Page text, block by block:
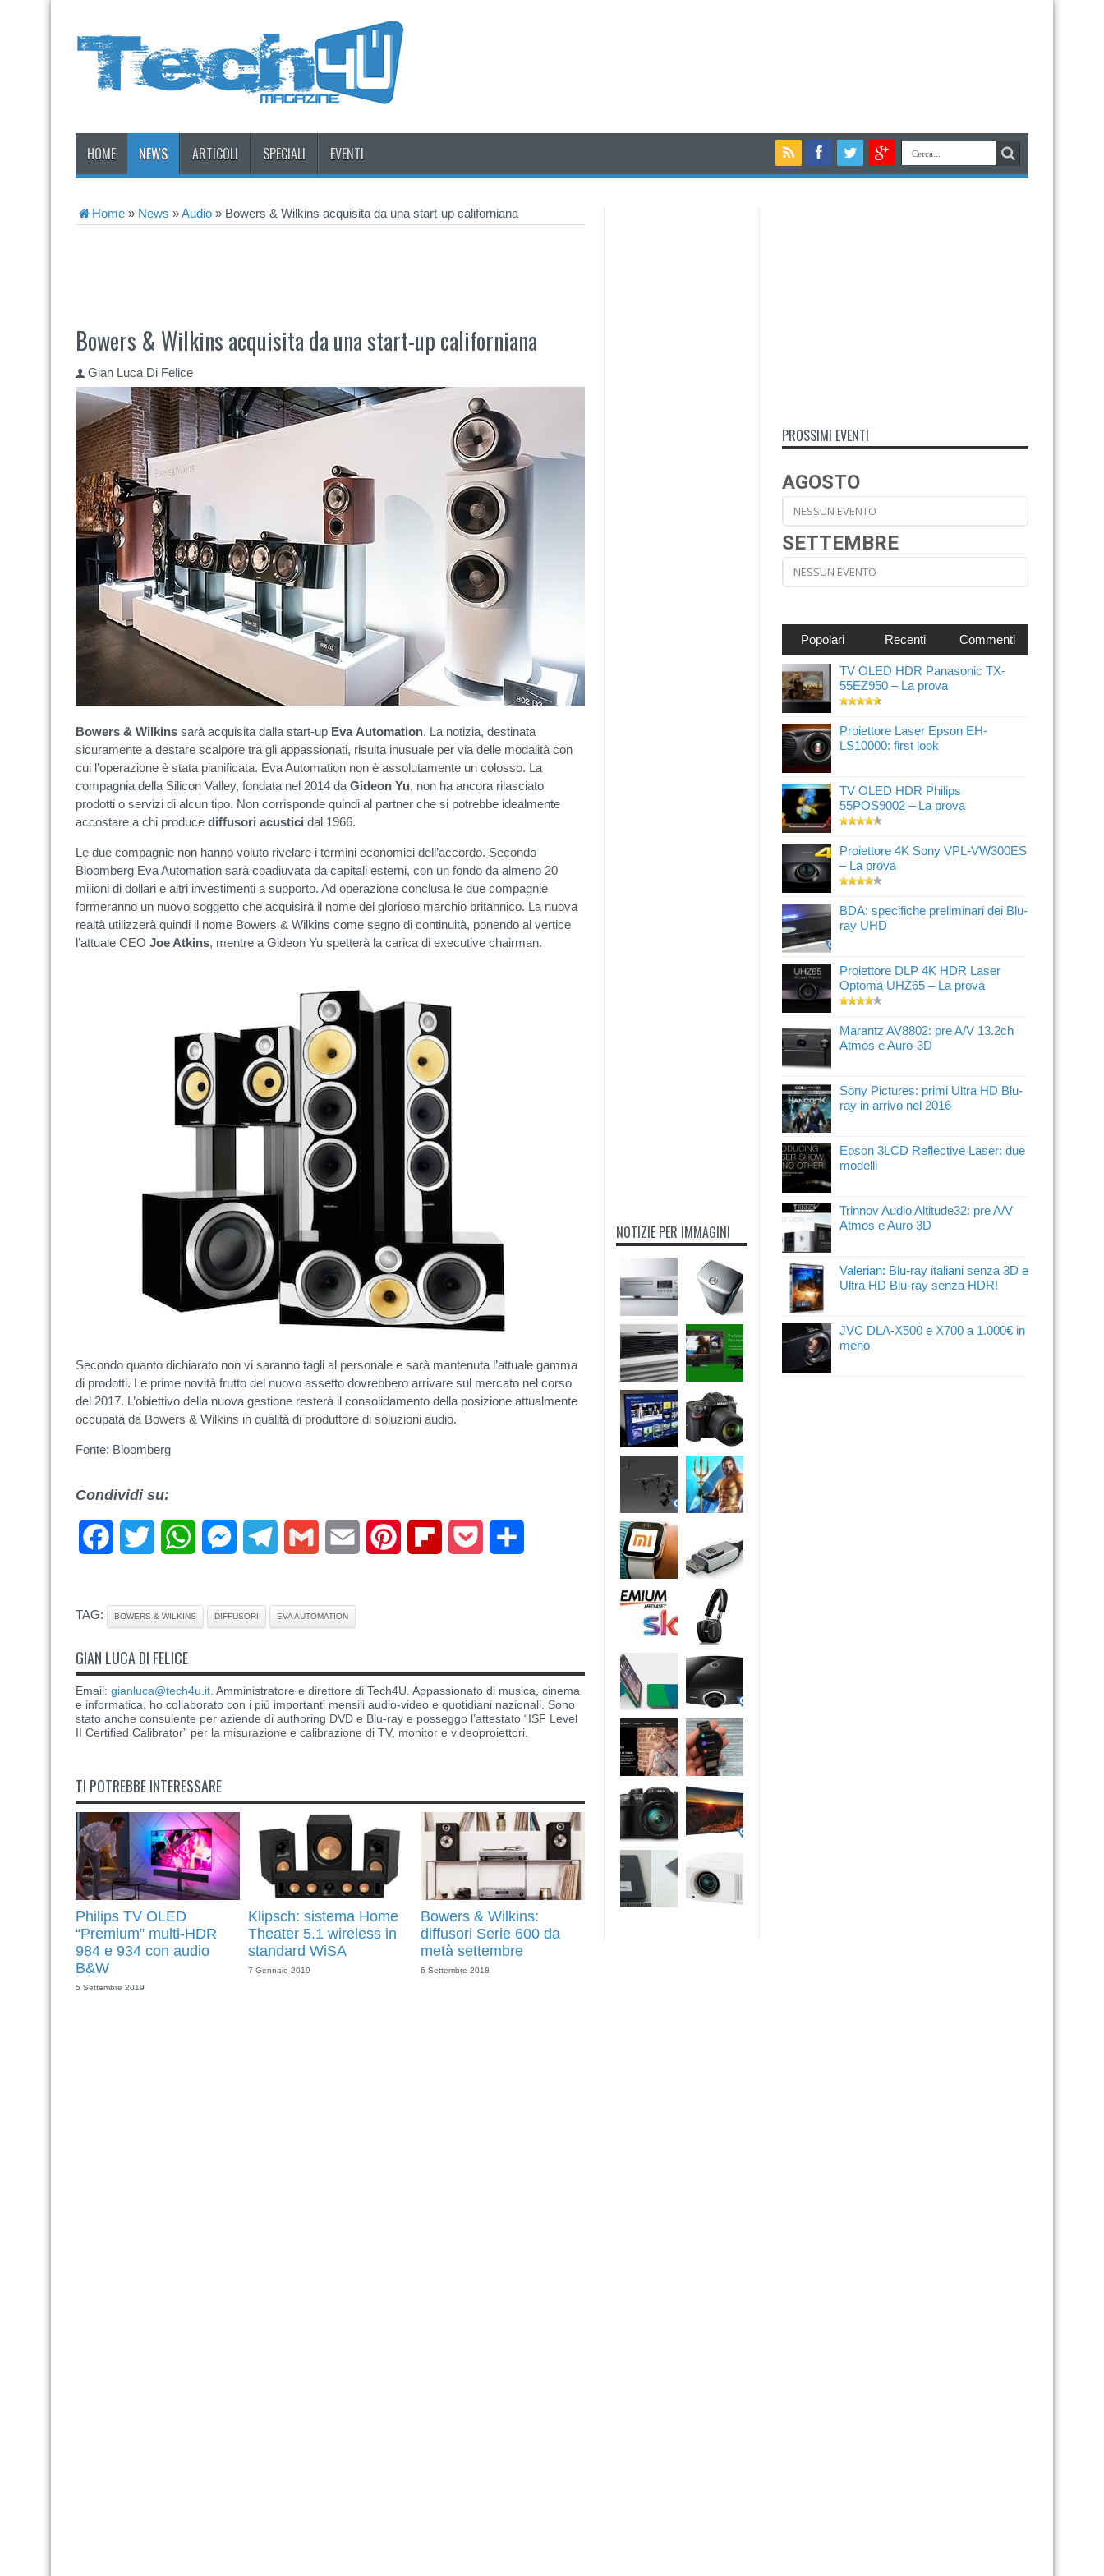
HOME NEWS ARTICOLI SPECIALI EVENTI
Home » News »Audio » Bowers & Wilkins acquisita da una start-up californiana
Bowers & Wilkins acquisita da una start-up californiana
Gian Luca Di Felice
Bowers & Wilkins sarà acquisita dalla start-up Eva Automation. La notizia, destinata
sicuramente a destare scalpore tra gli appassionati, risulta inusuale per via delle modalità con
cui l’operazione è stata pianificata. Eva Automation non è assolutamente un colosso. La
compagnia della Silicon Valley, fondata nel 2014 da Gideon Yu, non ha ancora rilasciato
prodotti o servizi di alcun tipo. Non corrisponde quindi al partner che si potrebbe idealmente
accostare a chi produce diffusori acustici dal 1966.
Le due compagnie non hanno voluto rivelare i termini economici dell’accordo. Secondo
Bloomberg Eva Automation sarà coadiuvata da capitali esterni, con un fondo da almeno 20
milioni di dollari e altri investimenti a supporto. Ad operazione conclusa le due compagnie
formeranno un nuovo soggetto che acquisirà il nome del glorioso marchio britannico. La nuova
realtà utilizzerà quindi il nome Bowers & Wilkins come segno di continuità, ponendo al vertice
l’attuale CEO Joe Atkins, mentre a Gideon Yu spetterà la carica di executive chairman.
Secondo quanto dichiarato non vi saranno tagli al personale e sarà mantenuta l’attuale gamma
di prodotti. Le prime novità frutto del nuovo assetto dovrebbero arrivare sul mercato nel corso
del 2017. L’obiettivo della nuova gestione resterà il consolidamento della posizione attualmente
occupata da Bowers & Wilkins in qualità di produttore di soluzioni audio.
Fonte: Bloomberg
Condividi su:
FacebookTwitter WhatsAppMessengerTelegramGmail Email Pinterest FlipboardPocket
TAG: BOWERS & WILKINS DIFFUSORI EVA AUTOMATION
GIAN LUCA DI FELICE
Email: gianluca@tech4u.it . Amministratore e direttore di Tech4U. Appassionato di musica, cinema
e informatica, ho collaborato con i più importanti mensili audio-video e quotidiani nazionali. Sono
stato anche consulente per aziende di authoring DVD e Blu-ray e posseggo l’attestato “ISF Level
II Certified Calibrator” per la misurazione e calibrazione di TV, monitor e videoproiettori.
TI POTREBBE INTERESSARE
Philips TV OLED
“Premium” multi-HDR
984 e 934 con audio
B&W
5 Settembre 2019
Klipsch: sistema Home
Theater 5.1 wireless in
standard WiSA
7 Gennaio 2019
Bowers & Wilkins:
diffusori Serie 600 da
metà settembre
6 Settembre 2018
NOTIZIE PER IMMAGINI
PROSSIMI EVENTI
AGOSTO
NESSUN EVENTO
SETTEMBRE
NESSUN EVENTO
Popolari Recenti Commenti
TV OLED HDR Panasonic TX-
55EZ950 – La prova
Proiettore Laser Epson EH-
LS10000: first look
TV OLED HDR Philips
55POS9002 – La prova
Proiettore 4K Sony VPL-VW300ES
– La prova
BDA: specifiche preliminari dei Blu-
ray UHD
Proiettore DLP 4K HDR Laser
Optoma UHZ65 – La prova
Marantz AV8802: pre A/V 13.2ch
Atmos e Auro-3D
Sony Pictures: primi Ultra HD Blu-
ray in arrivo nel 2016
Epson 3LCD Reflective Laser: due
modelli
Trinnov Audio Altitude32: pre A/V
Atmos e Auro 3D
Valerian: Blu-ray italiani senza 3D e
Ultra HD Blu-ray senza HDR!
JVC DLA-X500 e X700 a 1.000€ in
meno